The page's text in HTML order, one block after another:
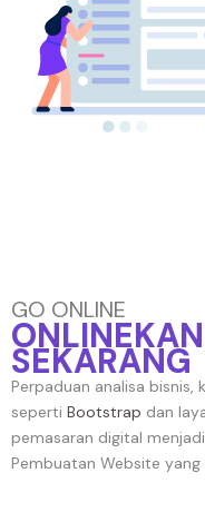
GO ONLINE
SEKARANG
Perpaduan analisa bisnis,
seperti Bootstrap dan
pemasaran digital
Pembuatan Website yang